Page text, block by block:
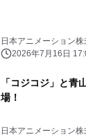
日本アニメーション株
2026年7月16日
「コジコジ」と青
場！
日本アニメーション株